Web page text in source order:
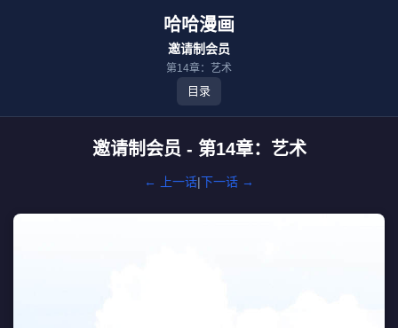
哈哈漫画
邀请制会员
第14章：艺术
目录
邀请制会员 - 第14章：艺术
← 上一话|下一话 →